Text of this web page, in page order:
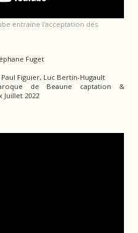
entraine l'acceptation des
Fuget
Figuier, Luc Bertin-Hugault
de Beaune captation &
2022